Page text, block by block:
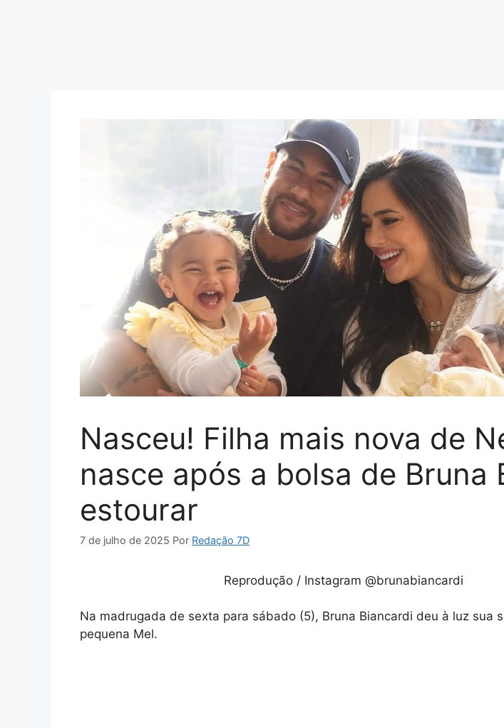
Nasceu! Filha mais nova de
nasce após a bolsa de Bruna
estourar
7 de julho de 2025 Por Redação 7D
Reprodução / Instagram @brunabiancardi
Na madrugada de sexta para sábado (5), Bruna Biancardi deu à luz sua
pequena Mel.